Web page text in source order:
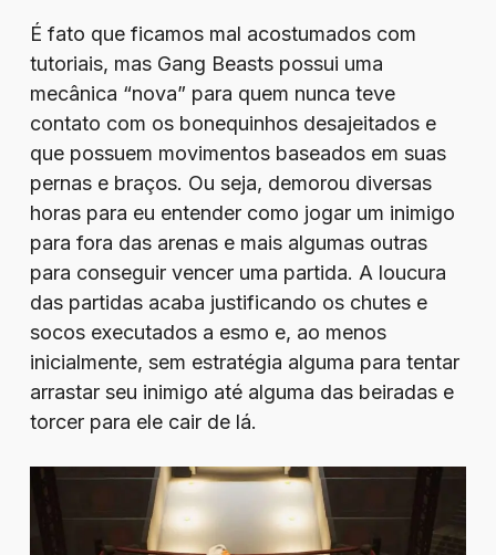
É fato que ficamos mal acostumados com
tutoriais, mas Gang Beasts possui uma
mecânica “nova” para quem nunca teve
contato com os bonequinhos desajeitados e
que possuem movimentos baseados em suas
pernas e braços. Ou seja, demorou diversas
horas para eu entender como jogar um inimigo
para fora das arenas e mais algumas outras
para conseguir vencer uma partida. A loucura
das partidas acaba justificando os chutes e
socos executados a esmo e, ao menos
inicialmente, sem estratégia alguma para tentar
arrastar seu inimigo até alguma das beiradas e
torcer para ele cair de lá.